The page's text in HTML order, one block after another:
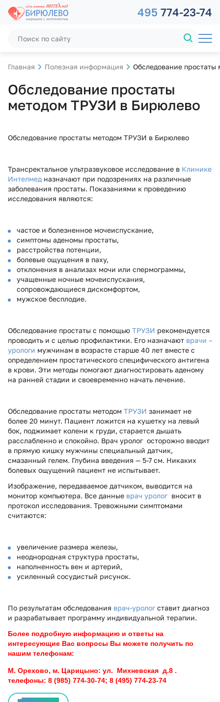
495 774-23-74
Главная Полезная информация Обследование
Обследование простаты
методом ТРУЗИ в Бирюлево
Обследование простаты методом ТРУЗИ в Бирюлево
Трансректальное ультразвуковое исследование в Клинике
Интелмед назначают при подозрениях на различные
заболевания простаты. Показаниями к проведению
исследования являются:
частое и болезненное мочеиспускание,
симптомы аденомы простаты,
расстройства потенции,
болевые ощущения в паху,
отклонения в анализах мочи или спермограммы,
учащенные ночные мочеиспускания,
сопровождающиеся дискомфортом,
мужское бесплодие.
Обследование простаты с помощью ТРУЗИ рекомендуется
проводить и с целью профилактики. Его назначают врачи –
урологи мужчинам в возрасте старше 40 лет вместе с
определением простатического специфического антигена
в крови. Эти методы помогают диагностировать аденому
на ранней стадии и своевременно начать лечение.
Обследование простаты методом ТРУЗИ занимает не
более 20 минут. Пациент ложится на кушетку на левый
бок, поджимает колени к груди, старается дышать
расслабленно и спокойно. Врач уролог осторожно вводит
в прямую кишку мужчины специальный датчик,
смазанный гелем. Глубина введения — 5-7 см. Никаких
болевых ощущений пациент не испытывает.
Изображение, передаваемое датчиком, выводится на
монитор компьютера. Все данные врач уролог вносит в
протокол исследования. Тревожными симптомами
считаются:
увеличение размера железы,
неоднородная структура простаты,
наполненность вен и артерий,
усиленный сосудистый рисунок.
По результатам обследования врач-уролог ставит диагноз
и разрабатывает программу индивидуальной терапии.
Более подробную информацию и ответы на
интересующие Вас вопросы Вы можете получить по
нашим телефонам:
М. Орехово, м. Царицыно: ул. Михневская д.8 .
телефоны: 8 (985) 774-30-74; 8 (495) 774-23-74